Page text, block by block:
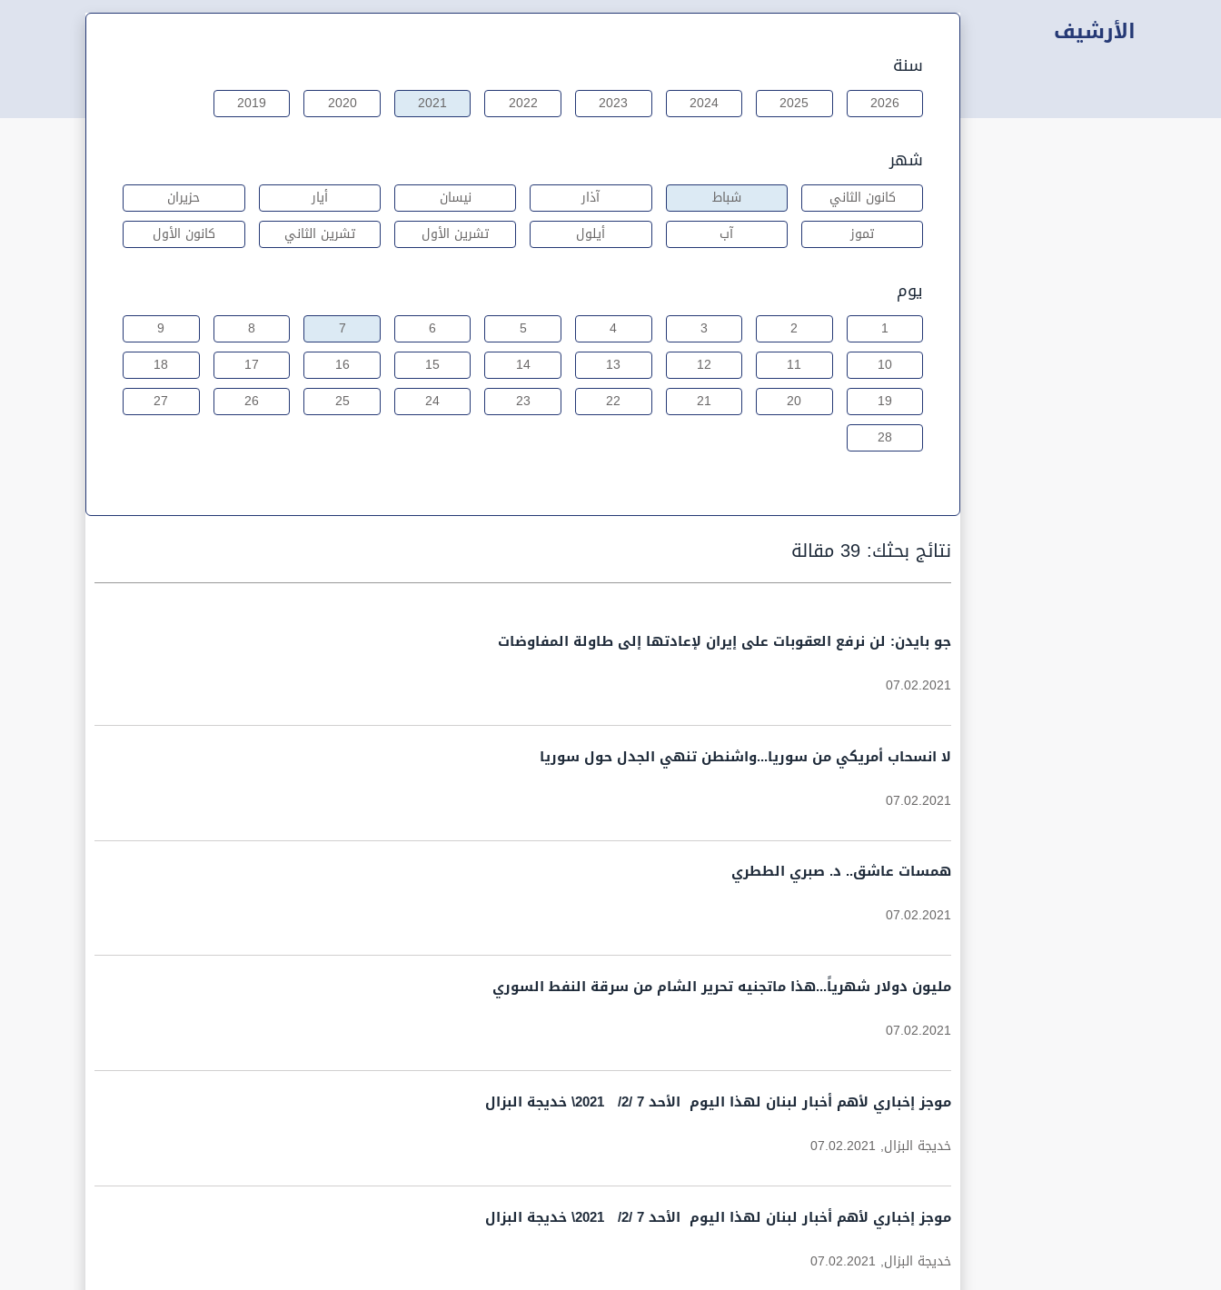
الأرشيف
سنة
2026
2025
2024
2023
2022
2021
2020
2019
شهر
كانون الثاني شباط آذار نيسان أيار
حزيران
تموز
آب أيلول تشرين الأول تشرين الثاني كانون الأول
يوم
1
2
3
4
5
6
7
8
9
10
11
12
13
14
15
16
17
18
19
20
21
22
23
24
25
26
27
28
نتائج بحثك: 39 مقالة
جو بايدن: لن نرفع العقوبات على إيران لإعادتها إلى طاولة المفاوضات
07.02.2021
لا انسحاب أمريكي من سوريا...واشنطن تنهي الجدل حول سوريا
07.02.2021
همسات عاشق.. د. صبري الططري
07.02.2021
مليون دولار شهرياً...هذا ماتجنيه تحرير الشام من سرقة النفط السوري
07.02.2021
موجز إخباري لأهم أخبار لبنان لهذا اليوم الأحد 7 /2/ 2021\ خديجة البزال
خديجة البزال, 07.02.2021
موجز إخباري لأهم أخبار لبنان لهذا اليوم الأحد 7 /2/ 2021\ خديجة البزال
خديجة البزال, 07.02.2021